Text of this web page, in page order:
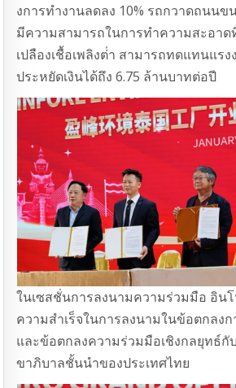
งการทํางานลดลง 10% รถกวาดถนนข
มีความสามารถในการทําความสะอาด
เปลืองเชื้อเพลิงต่ํา สามารถทดแทนแร
ประหยัดเงินได้ถึง 6.75 ล้านบาทต่อปี
ในเซสชั่นการลงนามความร่วมมือ อินโ
ความสําเร็จในการลงนามในข้อตกลง
และข้อตกลงความร่วมมือเชิงกลยุทธ์กั
ขาภิบาลชั้นนําของประเทศไทย